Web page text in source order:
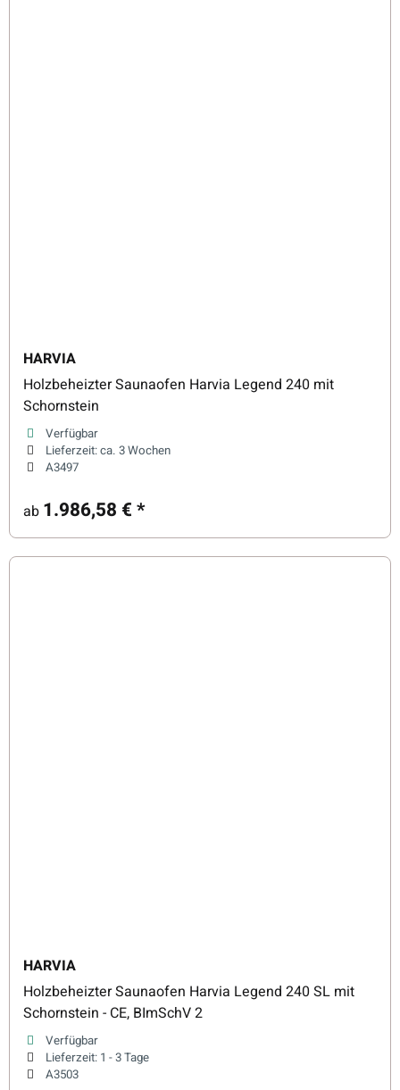
HARVIA
Holzbeheizter Saunaofen Harvia Legend 240 mit
Schornstein
Verfügbar
Lieferzeit:ca. 3 Wochen
A3497
ab 1.986,58 €*
HARVIA
Holzbeheizter Saunaofen Harvia Legend 240 SL mit
Schornstein - CE, BImSchV 2
Verfügbar
Lieferzeit: 1 - 3 Tage
A3503